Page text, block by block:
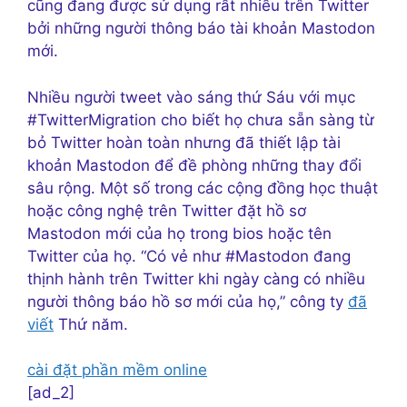
cũng đang được sử dụng rất nhiều trên Twitter
bởi những người thông báo tài khoản Mastodon
mới.
Nhiều người tweet vào sáng thứ Sáu với mục
#TwitterMigration cho biết họ chưa sẵn sàng từ
bỏ Twitter hoàn toàn nhưng đã thiết lập tài
khoản Mastodon để đề phòng những thay đổi
sâu rộng. Một số trong các cộng đồng học thuật
hoặc công nghệ trên Twitter đặt hồ sơ
Mastodon mới của họ trong bios hoặc tên
Twitter của họ. “Có vẻ như #Mastodon đang
thịnh hành trên Twitter khi ngày càng có nhiều
người thông báo hồ sơ mới của họ,” công ty đã
viết Thứ năm.
cài đặt phần mềm online
[ad_2]